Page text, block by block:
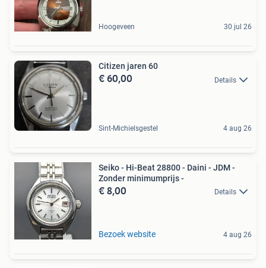
Hoogeveen 30 jul 26
Citizen jaren 60
€ 60,00 Details
Sint-Michielsgestel 4 aug 26
Seiko - Hi-Beat 28800 - Daini - JDM -
Zonder minimumprijs -
€ 8,00 Details
Bezoek website 4 aug 26